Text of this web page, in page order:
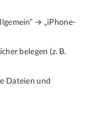
→ „iPhone-
belegen (z. B.
Dateien und